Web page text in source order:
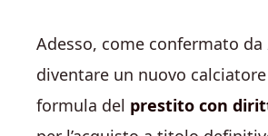
Adesso, come confermato da
diventare un nuovo
formula del prestito con